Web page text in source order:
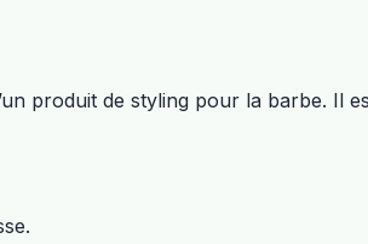
produit de styling pour la barbe. Il